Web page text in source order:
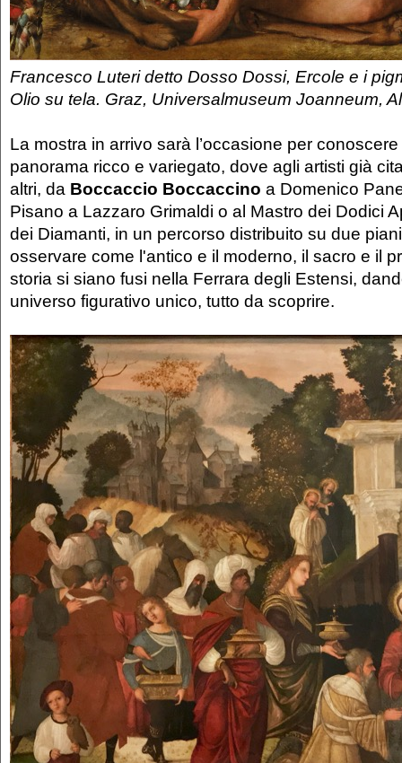
Francesco Luteri detto Dosso Dossi, Ercole e i
Olio su tela. Graz, Universalmuseum Joanneum,
La mostra in arrivo sarà l’occasione per
panorama ricco e variegato, dove agli artisti già
altri, da Boccaccio Boccaccino a Domenico
Pisano a Lazzaro Grimaldi o al Mastro dei Dodici
dei Diamanti, in un percorso distribuito su due
osservare come l'antico e il moderno, il sacro e il
storia si siano fusi nella Ferrara degli Estensi,
universo figurativo unico, tutto da scoprire.